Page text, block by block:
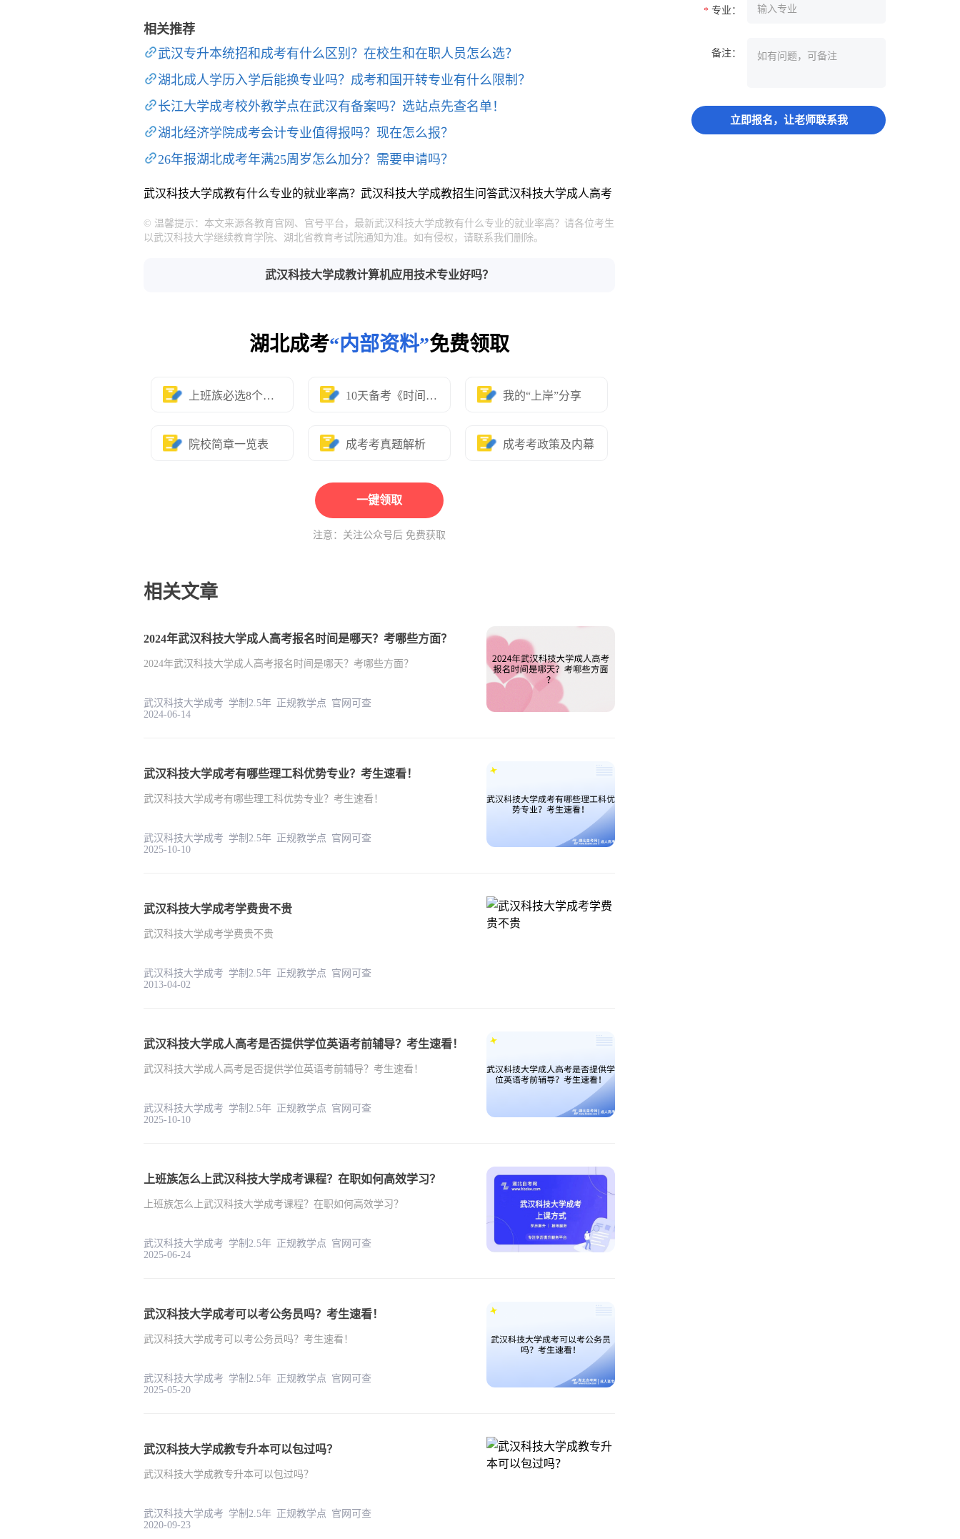
相关推荐
武汉专升本统招和成考有什么区别？在校生和在职人员怎么选？
湖北成人学历入学后能换专业吗？成考和国开转专业有什么限制？
长江大学成考校外教学点在武汉有备案吗？选站点先查名单！
湖北经济学院成考会计专业值得报吗？现在怎么报？
26年报湖北成考年满25周岁怎么加分？需要申请吗？
武汉科技大学成教有什么专业的就业率高？ 武汉科技大学成教招生问答武汉科技大学成人高考
© 温馨提示：本文来源各教育官网、官号平台，最新武汉科技大学成教有什么专业的就业率高？请各位考生
以武汉科技大学继续教育学院、湖北省教育考试院通知为准。如有侵权，请联系我们删除。
武汉科技大学成教计算机应用技术专业好吗？
湖北成考“内部资料”免费领取
上班族必选8个专业 10天备考《时间表》 我的“上岸”分享
院校简章一览表 成考考真题解析 成考考政策及内幕
一键领取
注意：关注公众号后 免费获取
相关文章
2024年武汉科技大学成人高考报名时间是哪天？考哪些方面？
2024年武汉科技大学成人高考报名时间是哪天？考哪些方面？
武汉科技大学成考 学制2.5年 正规教学点 官网可查
2024-06-14
武汉科技大学成考有哪些理工科优势专业？考生速看！
武汉科技大学成考有哪些理工科优势专业？考生速看！
武汉科技大学成考 学制2.5年 正规教学点 官网可查
2025-10-10
武汉科技大学成考学费贵不贵
武汉科技大学成考学费贵不贵
武汉科技大学成考 学制2.5年 正规教学点 官网可查
2013-04-02
武汉科技大学成人高考是否提供学位英语考前辅导？考生速看！
武汉科技大学成人高考是否提供学位英语考前辅导？考生速看！
武汉科技大学成考 学制2.5年 正规教学点 官网可查
2025-10-10
上班族怎么上武汉科技大学成考课程？在职如何高效学习？
上班族怎么上武汉科技大学成考课程？在职如何高效学习？
武汉科技大学成考 学制2.5年 正规教学点 官网可查
2025-06-24
武汉科技大学成考可以考公务员吗？考生速看！
武汉科技大学成考可以考公务员吗？考生速看！
武汉科技大学成考 学制2.5年 正规教学点 官网可查
2025-05-20
武汉科技大学成教专升本可以包过吗？
武汉科技大学成教专升本可以包过吗？
武汉科技大学成考 学制2.5年 正规教学点 官网可查
2020-09-23
* 专业：
备注：